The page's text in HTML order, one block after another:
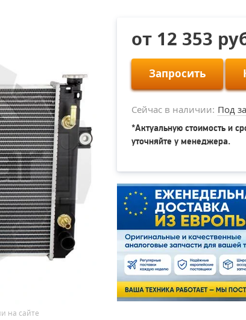
на сайте
от 12 353
Запросить
Сейчас в наличии: Под
*Актуальную стоимость и
уточняйте у менеджера.